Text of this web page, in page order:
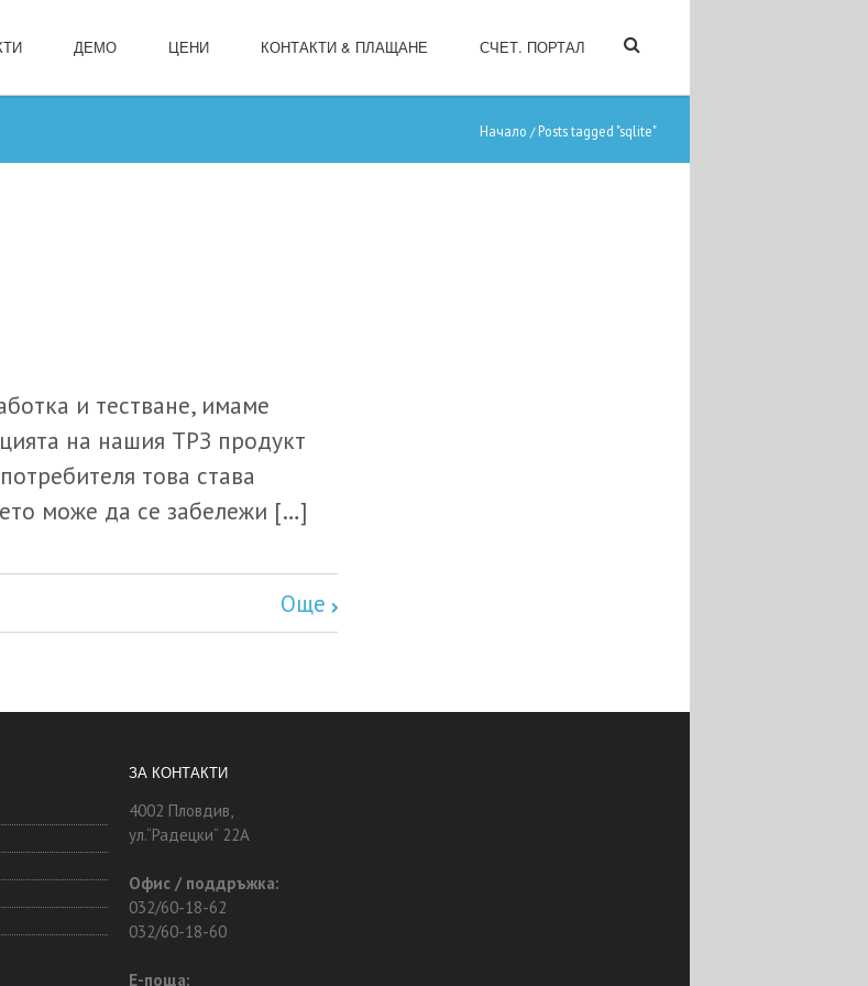
ДЕМО ЦЕНИ КОНТАКТИ & ПЛАЩАНЕ СЧЕТ. ПОРТАЛ
Начало / Posts tagged "sqlite"
и тестване, имаме
на нашия ТРЗ продукт
това става
може да се забележи […]
Още
ЗА КОНТАКТИ
4002 Пловдив,
ул.“Радецки“ 22А
Офис / поддръжка:
032/60-18-62
032/60-18-60
Е-поща: